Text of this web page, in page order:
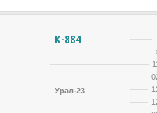
К-884
Урал-23